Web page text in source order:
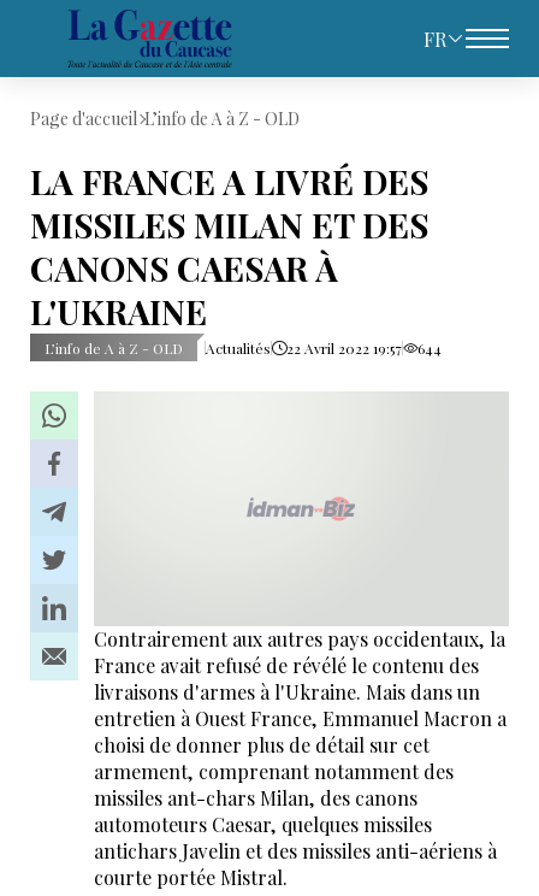
FR
Page d'accueil L’info de A à Z - OLD
LA FRANCE A LIVRÉ DES
MISSILES MILAN ET DES
CANONS CAESAR À
L'UKRAINE
L’info de A à Z - OLD Actualités 22 Avril 2022 19:57 644
Contrairement aux autres pays occidentaux, la
France avait refusé de révélé le contenu des
livraisons d'armes à l'Ukraine. Mais dans un
entretien à Ouest France, Emmanuel Macron a
choisi de donner plus de détail sur cet
armement, comprenant notamment des
missiles ant-chars Milan, des canons
automoteurs Caesar, quelques missiles
antichars Javelin et des missiles anti-aériens à
courte portée Mistral.